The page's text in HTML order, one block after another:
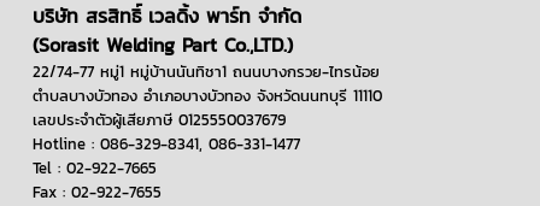
บริษัท สรสิทธิ์ เวลดิ้ง พาร์ท จำกัด
(Sorasit Welding Part Co.,LTD.)
22/74-77 หมู่1 หมู่บ้านนันทิชา1 ถนนบางกรวย-ไทรน้อย
ตำบลบางบัวทอง อำเภอบางบัวทอง จังหวัดนนทบุรี 11110
เลขประจำตัวผู้เสียภาษี 0125550037679
Hotline : 086-329-8341, 086-331-1477
Tel : 02-922-7665
Fax : 02-922-7655